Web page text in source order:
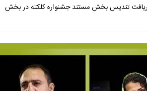
تندیس بخش مستند جشنواره کلکته در بخش